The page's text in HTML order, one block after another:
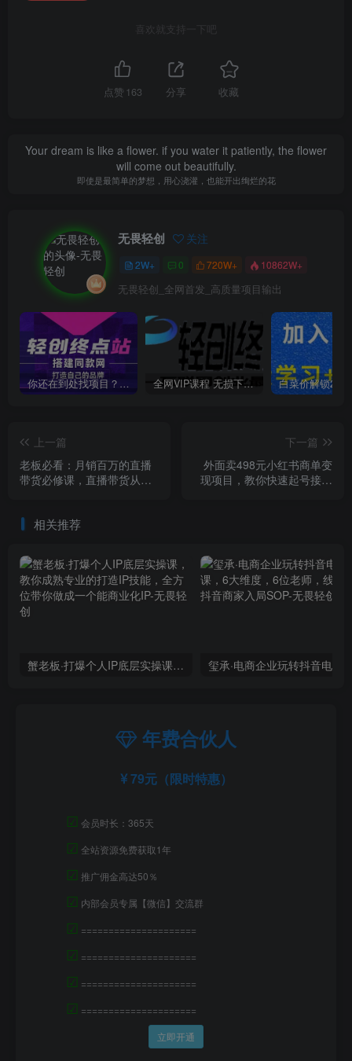
喜欢就支持一下吧
点赞 163 分享 收藏
Your dream is like a flower. if you water it patiently, the flower
will come out beautifully.
即使是最简单的梦想，用心浇灌，也能开出绚烂的花
无畏轻创 关注
2W+ 0 720W+ 10862W+
无畏轻创_全网首发_高质量项目输出
你还在到处找项目？还在当韭菜？我靠卖项目一个月收入5万+，曾经我也是个失败者。 全网VIP课程 无损下载~
上一篇
老板必看：月销百万的直播
带货必修课，直播带货从亏
下一篇
外面卖498元小红书商单变
现项目，教你快速起号接广
相关推荐
蟹老板·打爆个人IP底层实操课，教你成熟专业的打造IP技能，全方位带你做成一个能商业化IP
年费合伙人
79元（限时特惠）
☑ 会员时长：365天
☑ 全站资源免费获取1年
☑ 推广佣金高达50％
☑ 内部会员专属【微信】交流群
☑ =====================
☑ =====================
☑ =====================
☑ =====================
立即开通